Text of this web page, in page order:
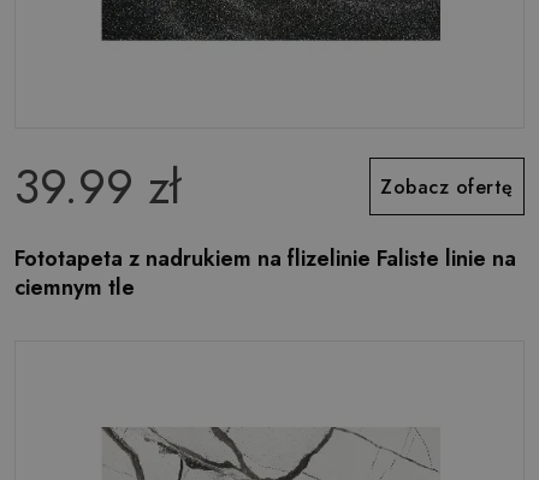
39.99 zł Zobacz ofertę
Fototapeta z nadrukiem na flizelinie Faliste linie na
ciemnym tle